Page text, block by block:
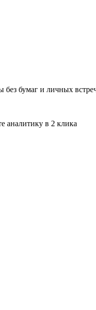
без бумаг и личных
аналитику в 2 клика